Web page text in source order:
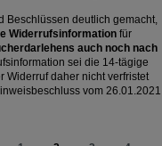
Beschlüssen deutlich gemacht,
Widerrufsinformation für
auch noch nach
sei die 14-tägige
Widerruf daher nicht verfristet
vom 26.01.2021